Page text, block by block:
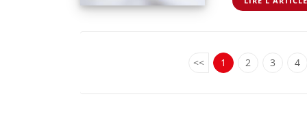
<< 1 2 3 4